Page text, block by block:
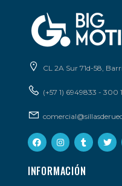
CL 2A Sur 71d-58,
(+57 1) 6949833 - 300
INFORMACIÓN